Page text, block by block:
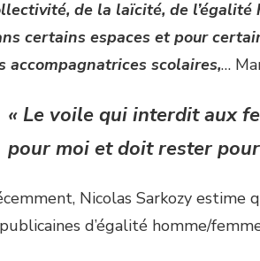
de la laïcité, de
certains espaces et pour
accompagnatrices scolaires,…
« Le voile qui interdit aux
pour moi et doit rester
Nicolas Sarkozy estime
d’égalité homme/